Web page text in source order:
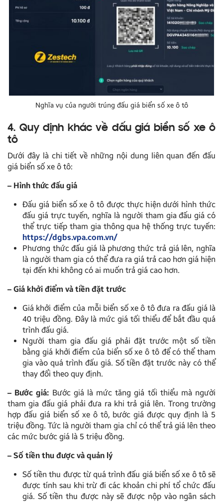
Nghĩa vụ của người trúng đấu giá biển số xe ô tô
4. Quy định khác về đấu giá biển số xe ô
tô
Dưới đây là chi tiết về những nội dung liên quan đến đấu
giá biển số xe ô tô:
– Hình thức đấu giá
Đấu giá biển số xe ô tô được thực hiện dưới hình thức
đấu giá trực tuyến, nghĩa là người tham gia đấu giá có
thể trực tiếp tham gia thông qua hệ thống trực tuyến:
https://dgbs.vpa.com.vn/
Phương thức đấu giá là phương thức trả giá lên, nghĩa
là người tham gia có thể đưa ra giá trả cao hơn giá hiện
tại đến khi không có ai muốn trả giá cao hơn.
– Giá khởi điểm và tiền đặt trước
Giá khởi điểm của mỗi biển số xe ô tô đưa ra đấu giá là
40 triệu đồng. Đây là mức giá tối thiểu để bắt đầu quá
trình đấu giá.
Người tham gia đấu giá phải đặt trước một số tiền
bằng giá khởi điểm của biển số xe ô tô để có thể tham
gia vào quá trình đấu giá. Số tiền đặt trước này có thể
thay đổi theo quy định.
– Bước giá: Bước giá là mức tăng giá tối thiểu mà người
tham gia đấu giá phải đưa ra khi trả giá lên. Trong trường
hợp đấu giá biển số xe ô tô, bước giá được quy định là 5
triệu đồng. Tức là người tham gia chỉ có thể trả giá lên theo
các mức bước giá là 5 triệu đồng.
– Số tiền thu được và quản lý
Số tiền thu được từ quá trình đấu giá biển số xe ô tô sẽ
được tính sau khi trừ đi các khoản chi phí tổ chức đấu
giá. Số tiền thu được này sẽ được nộp vào ngân sách